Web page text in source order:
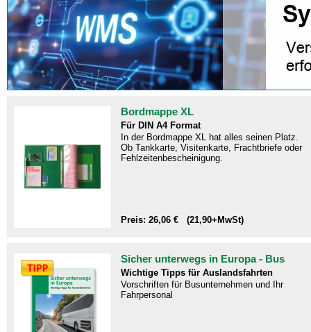
Bordmappe XL
Für DIN A4 Format
In der Bordmappe XL hat alles seinen Platz.
Ob Tankkarte, Visitenkarte, Frachtbriefe oder
Fehlzeitenbescheinigung.
Preis: 26,06 € (21,90+MwSt)
Sicher unterwegs in Europa - Bus
Wichtige Tipps für Auslandsfahrten
Vorschriften für Busunternehmen und Ihr
Fahrpersonal